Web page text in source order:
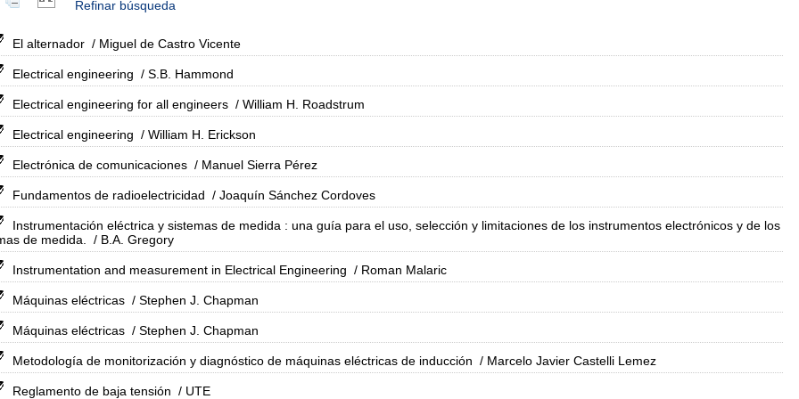
Refinar búsqueda
El alternador / Miguel de Castro Vicente
Electrical engineering / S.B. Hammond
Electrical engineering for all engineers / William H. Roadstrum
Electrical engineering / William H. Erickson
Electrónica de comunicaciones / Manuel Sierra Pérez
Fundamentos de radioelectricidad / Joaquín Sánchez Cordoves
Instrumentación eléctrica y sistemas de medida : una guía para el uso, selección y limitaciones de los instrumentos electrónicos y de los
de medida.
/ B.A. Gregory
Instrumentation and measurement in Electrical Engineering / Roman Malaric
Máquinas eléctricas / Stephen J. Chapman
Máquinas eléctricas / Stephen J. Chapman
Metodología de monitorización y diagnóstico de máquinas eléctricas de inducción / Marcelo Javier Castelli Lemez
Reglamento de baja tensión / UTE